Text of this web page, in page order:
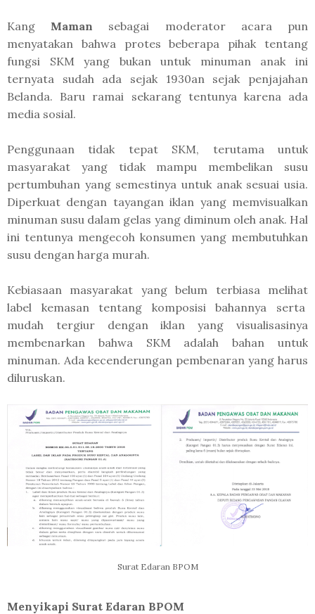
Kang Maman sebagai moderator acara pun
menyatakan bahwa protes beberapa pihak tentang
fungsi SKM yang bukan untuk minuman anak ini
ternyata sudah ada sejak 1930an sejak penjajahan
Belanda. Baru ramai sekarang tentunya karena ada
media sosial.
Penggunaan tidak tepat SKM, terutama untuk
masyarakat yang tidak mampu membelikan susu
pertumbuhan yang semestinya untuk anak sesuai usia.
Diperkuat dengan tayangan iklan yang memvisualkan
minuman susu dalam gelas yang diminum oleh anak. Hal
ini tentunya mengecoh konsumen yang membutuhkan
susu dengan harga murah.
Kebiasaan masyarakat yang belum terbiasa melihat
label kemasan tentang komposisi bahannya serta
mudah tergiur dengan iklan yang visualisasinya
membenarkan bahwa SKM adalah bahan untuk
minuman. Ada kecenderungan pembenaran yang harus
diluruskan.
Surat Edaran BPOM
Menyikapi Surat Edaran BPOM